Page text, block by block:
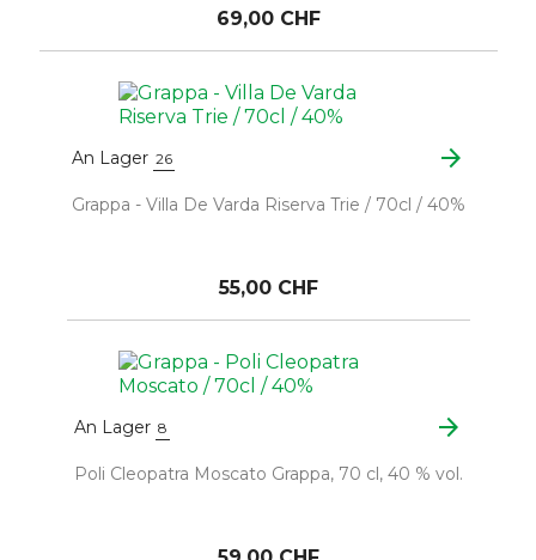
69,00 CHF
An Lager 26 arrow_forward
Grappa - Villa De Varda Riserva Trie / 70cl / 40%
55,00 CHF
An Lager 8 arrow_forward
Poli Cleopatra Moscato Grappa, 70 cl, 40 % vol.